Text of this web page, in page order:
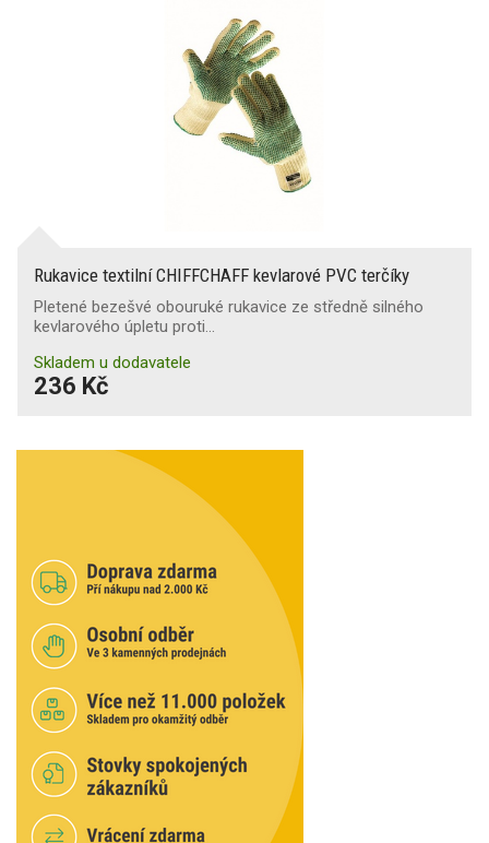
Rukavice textilní CHIFFCHAFF kevlarové PVC terčíky
Pletené bezešvé obouruké rukavice ze středně silného
kevlarového úpletu proti…
Skladem u dodavatele
236 Kč